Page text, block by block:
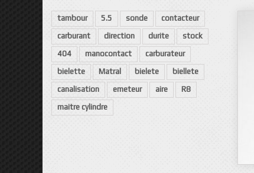
tambour 5.5 sonde
contacteur
carburant
direction durite
stock
404
manocontact
carburateur
bielette
Matral bielete
biellete
canalisation
emeteur aire
R8
maitre cylindre